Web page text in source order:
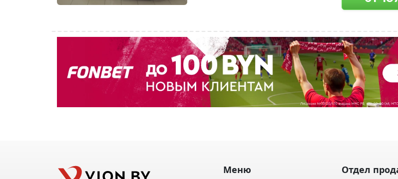
Меню Отдел